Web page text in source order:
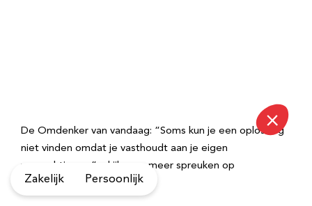
De Omdenker van vandaag: “Soms kun je een oplossing
niet vinden omdat je vasthoudt aan je eigen
verwachtingen.” – kijk voor meer spreuken op
Omdenken.nl
Zakelijk Persoonlijk